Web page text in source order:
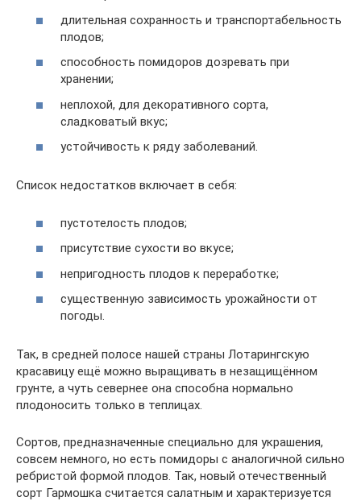
длительная сохранность и транспортабельность
плодов;
способность помидоров дозревать при
хранении;
неплохой, для декоративного сорта,
сладковатый вкус;
устойчивость к ряду заболеваний.
Список недостатков включает в себя:
пустотелость плодов;
присутствие сухости во вкусе;
непригодность плодов к переработке;
существенную зависимость урожайности от
погоды.
Так, в средней полосе нашей страны Лотарингскую
красавицу ещё можно выращивать в незащищённом
грунте, а чуть севернее она способна нормально
плодоносить только в теплицах.
Сортов, предназначенные специально для украшения,
совсем немного, но есть помидоры с аналогичной сильно
ребристой формой плодов. Так, новый отечественный
сорт Гармошка считается салатным и характеризуется